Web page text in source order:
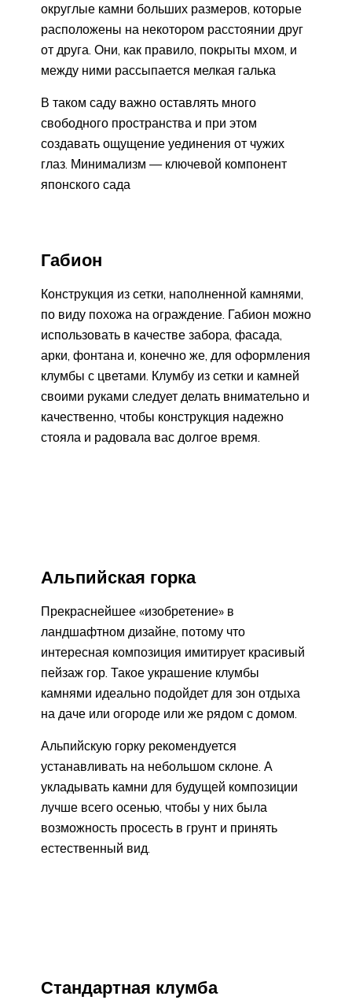
округлые камни больших размеров, которые
расположены на некотором расстоянии друг
от друга. Они, как правило, покрыты мхом, и
между ними рассыпается мелкая галька
В таком саду важно оставлять много
свободного пространства и при этом
создавать ощущение уединения от чужих
глаз. Минимализм — ключевой компонент
японского сада
Габион
Конструкция из сетки, наполненной камнями,
по виду похожа на ограждение. Габион можно
использовать в качестве забора, фасада,
арки, фонтана и, конечно же, для оформления
клумбы с цветами. Клумбу из сетки и камней
своими руками следует делать внимательно и
качественно, чтобы конструкция надежно
стояла и радовала вас долгое время.
Альпийская горка
Прекраснейшее «изобретение» в
ландшафтном дизайне, потому что
интересная композиция имитирует красивый
пейзаж гор. Такое украшение клумбы
камнями идеально подойдет для зон отдыха
на даче или огороде или же рядом с домом.
Альпийскую горку рекомендуется
устанавливать на небольшом склоне. А
укладывать камни для будущей композиции
лучше всего осенью, чтобы у них была
возможность просесть в грунт и принять
естественный вид.
Стандартная клумба